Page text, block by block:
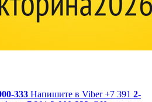
333 Напишите в Viber +7 391 2-